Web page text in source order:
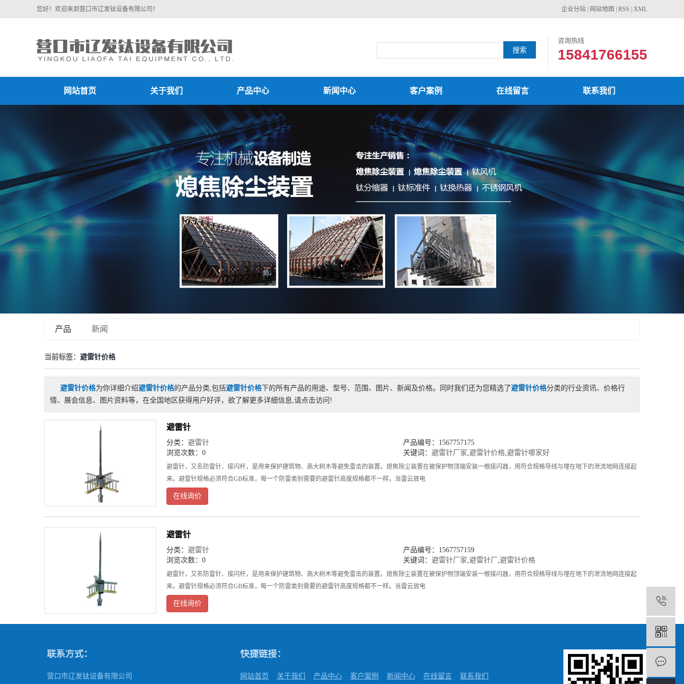
您好！欢迎来到营口市辽发钛设备有限公司！ 企业分站 网站地图 RSS XML
咨询热线
15841766155
网站首页 关于我们 产品中心 新闻中心 客户案例 在线留言 联系我们
产品 新闻
当前标签： 避雷针价格
避雷针价格为你详细介绍避雷针价格的产品分类,包括避雷针价格下的所有产品的用途、型号、范围、图片、新闻及价格。同时我们还为您精选了避雷针价格分类的行业资讯、价格行
情、展会信息、图片资料等，在全国地区获得用户好评，欲了解更多详细信息,请点击访问!
避雷针
分类： 避雷针
产品编号：1567757175
浏览次数：0
关键词： 避雷针厂家,避雷针价格,避雷针哪家好
避雷针，又名防雷针、接闪杆，是用来保护建筑物、高大树木等避免雷击的装置。熄焦除尘装置在被保护物顶端安装一根接闪器，用符合规格导线与埋在地下的泄流地网连接起
来。避雷针规格必须符合GB标准，每一个防雷类别需要的避雷针高度规格都不一样。当雷云放电
在线询价
避雷针
分类： 避雷针
产品编号：1567757159
浏览次数：0
关键词： 避雷针厂家,避雷针厂 ,避雷针价格
避雷针，又名防雷针、接闪杆，是用来保护建筑物、高大树木等避免雷击的装置。熄焦除尘装置在被保护物顶端安装一根接闪器，用符合规格导线与埋在地下的泄流地网连接起
来。避雷针规格必须符合GB标准，每一个防雷类别需要的避雷针高度规格都不一样。当雷云放电
在线询价
联系方式：
营口市辽发钛设备有限公司
快捷链接：
网站首页 关于我们 产品中心 客户案例 新闻中心 在线留言 联系我们